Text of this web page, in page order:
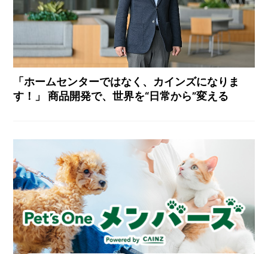
「ホームセンターではなく、カインズになりま
す！」 商品開発で、世界を“日常から”変える